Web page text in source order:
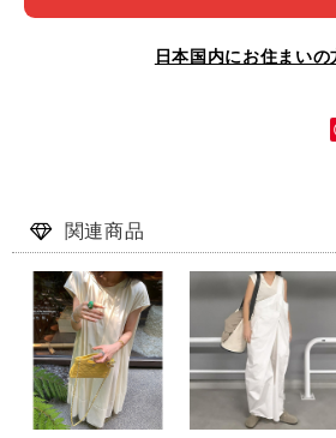
日本国内にお住まいの
関連商品